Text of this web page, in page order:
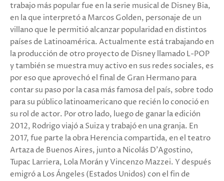
trabajo más popular fue en la serie musical de Disney Bia,
en la que interpretó a Marcos Golden, personaje de un
villano que le permitió alcanzar popularidad en distintos
países de Latinoamérica. Actualmente está trabajando en
la producción de otro proyecto de Disney llamado L-POP
y también se muestra muy activo en sus redes sociales, es
por eso que aprovechó el final de Gran Hermano para
contar su paso por la casa más famosa del país, sobre todo
para su público latinoamericano que recién lo conoció en
su rol de actor. Por otro lado, luego de ganar la edición
2012, Rodrigo viajó a Suiza y trabajó en una granja. En
2017, fue parte la obra Herencia compartida, en el teatro
Artaza de Buenos Aires, junto a Nicolás D’Agostino,
Tupac Larriera, Lola Morán y Vincenzo Mazzei. Y después
emigró a Los Ángeles (Estados Unidos) con el fin de